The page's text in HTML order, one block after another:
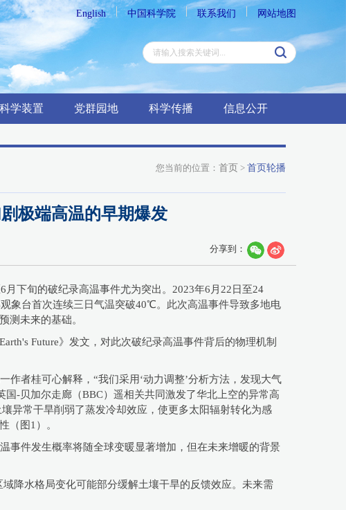
English 中国科学院 联系我们 网站地图
学装置 党群园地 科学传播 信息公开
您当前的位置： 首页 > 首页轮播
极端高温的早期爆发
分享到：
下旬的破纪录高温事件尤为突出。2023年6月22日至24
象台首次连续三日气温突破40℃。此次高温事件导致多地电
测未来的基础。
Future》发文，对此次破纪录高温事件背后的物理机制
者桂可心解释，“我们采用‘动力调整’分析方法，发现大气
-贝加尔走廊（BBC）遥相关共同激发了华北上空的异常高
异常干旱削弱了蒸发冷却效应，使更多太阳辐射转化为感
（图1）。
事件发生概率将随全球变暖显著增加，但在未来增暖的背景
降水格局变化可能部分缓解土壤干旱的反馈效应。未来需